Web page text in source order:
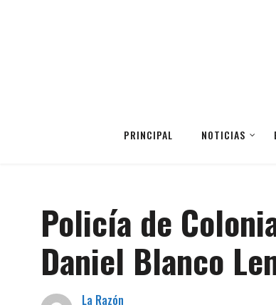
PRINCIPAL NOTICIAS
Policía de
Daniel Blanco
La Razón